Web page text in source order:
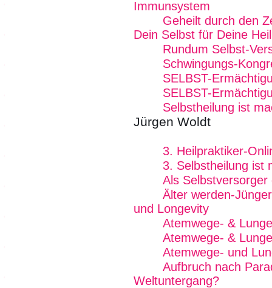
Immunsystem
Geheilt durch den
Dein Selbst für Deine
Rundum Selbst-
Schwingungs-
SELBST-
SELBST-
Selbstheilung ist
Jürgen Woldt
3. Heilpraktiker-
3. Selbstheilung ist
Als
Älter werden-
und Longevity
Atemwege- &
Atemwege- &
Atemwege- und
Aufbruch nach
Weltuntergang?